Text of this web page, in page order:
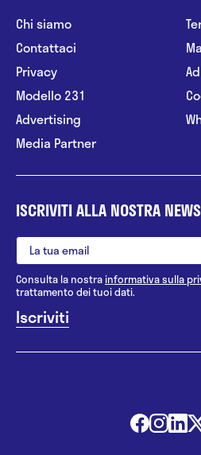
Chi siamo
Contattaci
Privacy
Modello 231
Advertising
Media Partner
ISCRIVITI ALLA NOSTRA
Consulta la nostrainformativa sulla
trattamento dei tuoi dati.